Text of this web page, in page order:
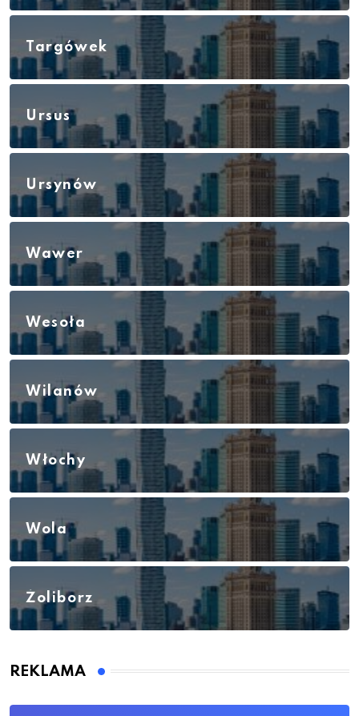
Targówek
Ursus
Ursynów
Wawer
Wesoła
Wilanów
Włochy
Wola
Żoliborz
REKLAMA